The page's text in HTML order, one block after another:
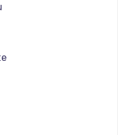
лампы
платы